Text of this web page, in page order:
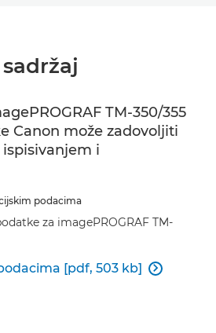
TM-350/355
Canon može zadovoljiti
i
podacima
za imagePROGRAF TM-
[pdf, 503 kb] 